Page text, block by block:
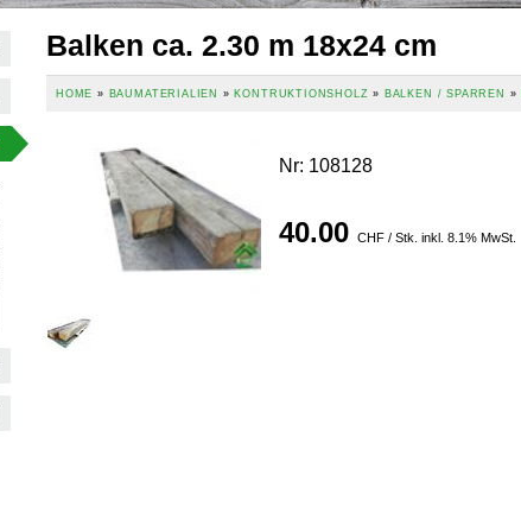
Balken ca. 2.30 m 18x24 cm
HOME » BAUMATERIALIEN » KONTRUKTIONSHOLZ » BALKEN / SPARREN »
Nr: 108128
40.00 CHF / Stk. inkl. 8.1% MwSt.